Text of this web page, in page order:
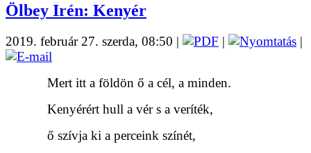
Ölbey Irén: Kenyér
2019. február 27. szerda, 08:50 | | |
Mert itt a földön ő a cél, a minden.
Kenyérért hull a vér s a veríték,
ő szívja ki a perceink színét,